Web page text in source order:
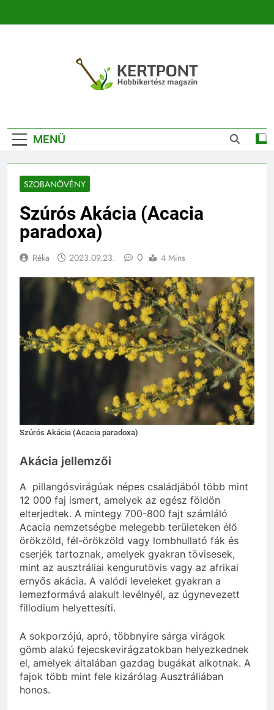
Kertészeti
Magazin |
Növénykereső És
Növényhatározó
MENÜ
SZOBANÖVÉNY
Szúrós Akácia (Acacia
paradoxa)
Réka 2023.09.23. 0 4 Mins
Szúrós Akácia (Acacia paradoxa)
Akácia jellemzői
A pillangósvirágúak népes családjából több mint
12 000 faj ismert, amelyek az egész földön
elterjedtek. A mintegy 700-800 fajt számláló
Acacia nemzetségbe melegebb területeken élő
örökzöld, fél-örökzöld vagy lombhullató fák és
cserjék tartoznak, amelyek gyakran tövisesek,
mint az ausztráliai kengurutövis vagy az afrikai
ernyős akácia. A valódi leveleket gyakran a
lemezformává alakult levélnyél, az úgynevezett
fillodium helyettesíti.
A sokporzójú, apró, többnyire sárga virágok
gömb alakú fejecskevirágzatokban helyezkednek
el, amelyek általában gazdag bugákat alkotnak. A
fajok több mint fele kizárólag Ausztráliában
honos.